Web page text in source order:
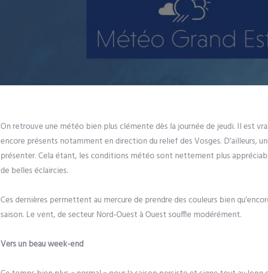
On retrouve une météo bien plus clémente dès la journée de jeudi. Il est
encore présents notamment en direction du relief des Vosges. D’ailleurs,
présenter. Cela étant, les conditions météo sont nettement plus
de belles éclaircies.
Ces dernières permettent au mercure de prendre des couleurs bien
saison. Le vent, de secteur Nord-Ouest à Ouest souffle modérément.
Vers un beau week-end